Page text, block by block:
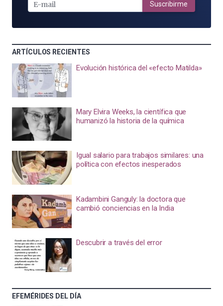
MAIL Suscribirme
ARTÍCULOS RECIENTES
Evolución histórica del «efecto Matilda»
Mary Elvira Weeks, la científica que
humanizó la historia de la química
Igual salario para trabajos similares: una
política con efectos inesperados
Kadambini Ganguly: la doctora que
cambió conciencias en la India
Descubrir a través del error
EFEMÉRIDES DEL DÍA